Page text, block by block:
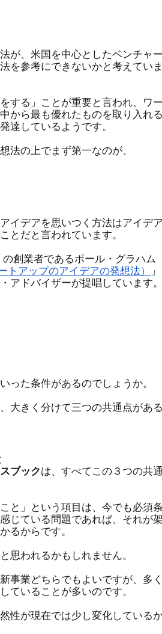
が、米国を中心としたベンチャー
を参考にできないかと考えていま
する」ことが重要と言われ、ワー
から最も優れたものを取り入れる
達しているようです。
法の上でまず第一なのが、
イデアを思いつく方法はアイデア
とだと言われています。
創業者であるポール・グラハム
アップのアイデアの発想法）
」
アドバイザーが提唱しています。
った条件があるのでしょうか。
大きく分けて三つの共通点がある
ブックは、すべてこの３つの共通
と」という項目は、今でも必須条
じている問題であれば、それが架
るからです。
思われるかもしれません。
事業どちらでもよいですが、多く
ていることが多いのです。
性が現在では少し変化している